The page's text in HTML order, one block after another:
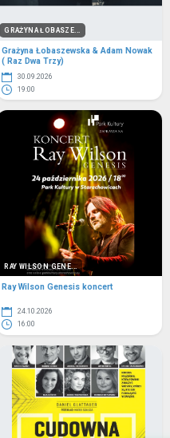
GRAŻYNA ŁOBASZE...
Grażyna Łobaszewska & Adam Nowak
( Raz Dwa Trzy)
30.09.2026
19:00
RAY WILSON GENE...
Ray Wilson Genesis koncert
24.10.2026
16:00